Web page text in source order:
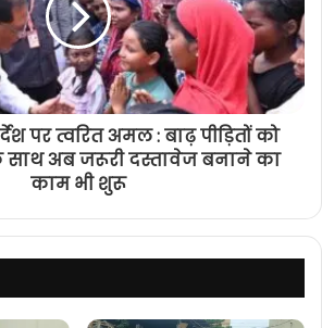
पर त्वरित अमल : बाढ़ पीड़ितों को
अब जरूरी दस्तावेज बनाने का
काम भी शुरू